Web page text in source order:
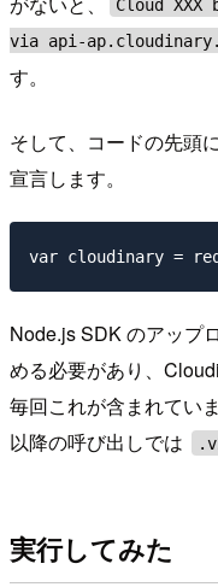
Cloud
via api-
す。
そして、コードの先頭
宣言します。
Node.js SDK のアップ
める必要があり、
毎回これが含まれてい
以降の呼び出しでは
実行してみた